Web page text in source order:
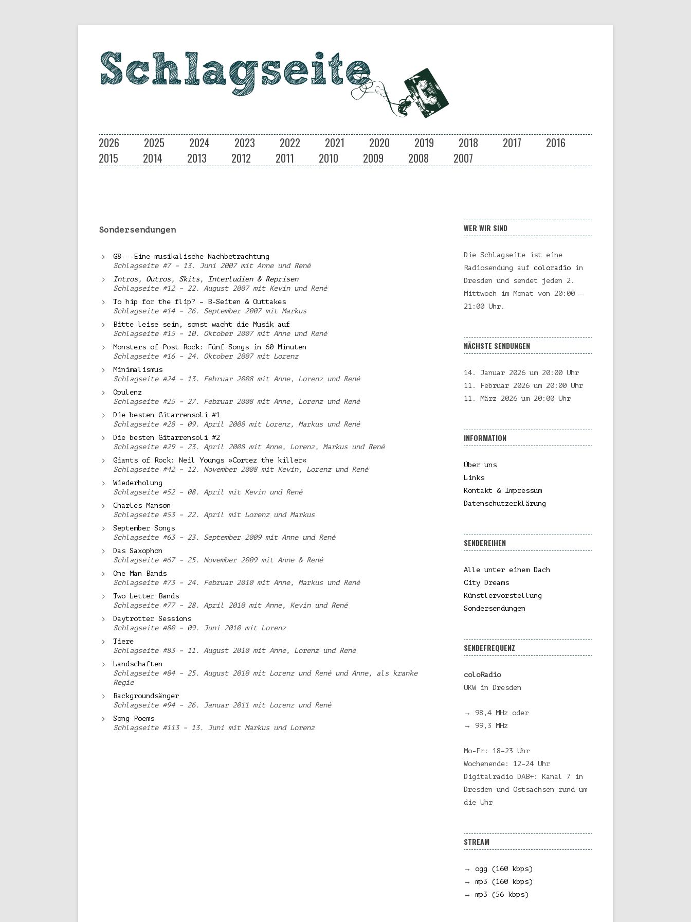
Schlagseite
Inhalt
springen
2026 2025 2024 2023 2022 2021 2020 2019 2018 2017
2016
2015
2014 2013 2012 2011 2010 2009 2008 2007
Sondersendungen
G8 – Eine musikalische Nachbetrachtung
Schlagseite #7 – 13. Juni 2007 mit Anne und René
Intros, Outros, Skits, Interludien & Reprisen
Schlagseite #12 – 22. August 2007 mit Kevin und René
To hip for the flip? – B-Seiten & Outtakes
Schlagseite #14 – 26. September 2007 mit Markus
Bitte leise sein, sonst wacht die Musik auf
Schlagseite #15 – 10. Oktober 2007 mit Anne und René
Monsters of Post Rock: Fünf Songs in 60 Minuten
Schlagseite #16 – 24. Oktober 2007 mit Lorenz
Minimalismus
Schlagseite #24 – 13. Februar 2008 mit Anne, Lorenz und René
Opulenz
Schlagseite #25 – 27. Februar 2008 mit Anne, Lorenz und René
Die besten Gitarrensoli #1
Schlagseite #28 – 09. April 2008 mit Lorenz, Markus und René
Die besten Gitarrensoli #2
Schlagseite #29 – 23. April 2008 mit Anne, Lorenz, Markus und René
Giants of Rock: Neil Youngs »Cortez the killer«
Schlagseite #42 – 12. November 2008 mit Kevin, Lorenz und René
Wiederholung
Schlagseite #52 – 08. April mit Kevin und René
Charles Manson
Schlagseite #53 – 22. April mit Lorenz und Markus
September Songs
Schlagseite #63 – 23. September 2009 mit Anne und René
Das Saxophon
Schlagseite #67 – 25. November 2009 mit Anne & René
One Man Bands
Schlagseite #73 – 24. Februar 2010 mit Anne, Markus und René
Two Letter Bands
Schlagseite #77 – 28. April 2010 mit Anne, Kevin und René
Daytrotter Sessions
Schlagseite #80 – 09. Juni 2010 mit Lorenz
Tiere
Schlagseite #83 – 11. August 2010 mit Anne, Lorenz und René
Landschaften
Schlagseite #84 – 25. August 2010 mit Lorenz und René und Anne, als kranke
Regie
Backgroundsänger
Schlagseite #94 – 26. Januar 2011 mit Lorenz und René
Song Poems
Schlagseite #113 – 13. Juni mit Markus und Lorenz
WER WIR SIND
Die Schlagseite ist eine
Radiosendung auf coloradio in
Dresden und sendet jeden 2.
Mittwoch im Monat von 20:00 –
21:00 Uhr.
NÄCHSTE SENDUNGEN
14. Januar 2026 um 20:00 Uhr
11. Februar 2026 um 20:00 Uhr
11. März 2026 um 20:00 Uhr
INFORMATION
Über uns
Links
Kontakt & Impressum
Datenschutzerklärung
SENDEREIHEN
Alle unter einem Dach
City Dreams
Künstlervorstellung
Sondersendungen
SENDEFREQUENZ
coloRadio
UKW in Dresden
→ 98,4 MHz oder
→ 99,3 MHz
Mo-Fr: 18–23 Uhr
Wochenende: 12–24 Uhr
Digitalradio DAB+: Kanal 7 in
Dresden und Ostsachsen rund um
die Uhr
STREAM
→ ogg (160 kbps)
→ mp3 (160 kbps)
→ mp3 (56 kbps)